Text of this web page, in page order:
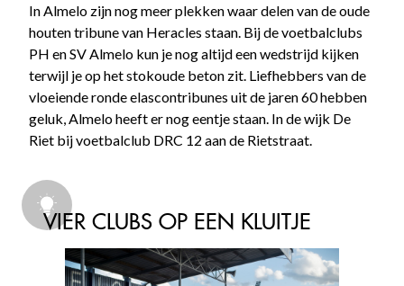
In Almelo zijn nog meer plekken waar delen van de oude
houten tribune van Heracles staan. Bij de voetbalclubs
PH en SV Almelo kun je nog altijd een wedstrijd kijken
terwijl je op het stokoude beton zit. Liefhebbers van de
vloeiende ronde elascontribunes uit de jaren 60 hebben
geluk, Almelo heeft er nog eentje staan. In de wijk De
Riet bij voetbalclub DRC 12 aan de Rietstraat.
VIER CLUBS OP EEN KLUITJE